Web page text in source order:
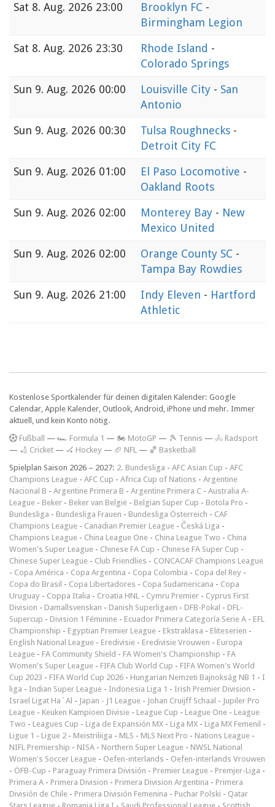
Sat 8. Aug. 2026 23:00 Brooklyn FC -
Birmingham Legion
Sat 8. Aug. 2026 23:30 Rhode Island -
Colorado Springs
Sun 9. Aug. 2026 00:00 Louisville City - San
Antonio
Sun 9. Aug. 2026 00:30 Tulsa Roughnecks -
Detroit City FC
Sun 9. Aug. 2026 01:00 El Paso Locomotive -
Oakland Roots
Sun 9. Aug. 2026 02:00 Monterey Bay - New
Mexico United
Sun 9. Aug. 2026 02:00 Orange County SC -
Tampa Bay Rowdies
Sun 9. Aug. 2026 21:00 Indy Eleven - Hartford
Athletic
Kostenlose Sportkalender für deinen digitalen Kalender: Google
Calendar, Apple Kalender, Outlook, Android, iPhone und mehr. Immer
aktuell, und kein Konto nötig.
Fußball — 🏎️ Formula 1 — 🏍 MotoGP — 🎾 Tennis — 🚴 Radsport
— 🏏 Cricket — 🏑 Hockey — 🏈 NFL — 🏀 Basketball
Spielplan Saison 2026 – 2027: 2. Bundesliga - AFC Asian Cup - AFC
Champions League - AFC Cup - Africa Cup of Nations - Argentine
Nacional B - Argentine Primera B - Argentine Primera C - Australia A-
League - Beker - Beker van België - Belgian Super Cup - Botola Pro -
Bundesliga - Bundesliga Frauen - Bundesliga Österreich - CAF
Champions League - Canadian Premier League - Česká Liga -
Champions League - China League One - China League Two - China
Women's Super League - Chinese FA Cup - Chinese FA Super Cup -
Chinese Super League - Club Friendlies - CONCACAF Champions League
- Copa América - Copa Argentina - Copa Colombia - Copa del Rey -
Copa do Brasil - Copa Libertadores - Copa Sudamericana - Copa
Uruguay - Coppa Italia - Croatia HNL - Cymru Premier - Cyprus First
Division - Damallsvenskan - Danish Superligaen - DFB-Pokal - DFL-
Supercup - Division 1 Féminine - Ecuador Primera Categoría Serie A - EFL
Championship - Egyptian Premier League - Ekstraklasa - Eliteserien -
English National League - Eredivisie - Eredivisie Vrouwen - Europa
League - FA Community Shield - FA Women's Championship - FA
Women's Super League - FIFA Club World Cup - FIFA Women's World
Cup 2023 - FIFA World Cup 2026 - Hungarian Nemzeti Bajnokság NB 1 - I
liga - Indian Super League - Indonesia Liga 1 - Irish Premier Division -
Israel Ligat Ha`Al - Japan - J1 League - Johan Cruijff Schaal - Jupiler Pro
League - Keuken Kampioen Divisie - League Cup - League One - League
Two - Leagues Cup - Liga de Expansión MX - Liga MX - Liga MX Femenil -
Ligue 1 - Ligue 2 - Meistriliiga - MLS - MLS Next Pro - Nations League -
NIFL Premiership - NISA - Northern Super League - NWSL National
Women's Soccer League - Oefen-interlands - Oefen-interlands Vrouwen
- ÖFB-Cup - Paraguay Primera División - Premier League - Premjer-Liga -
Primera A - Primera Division - Primera Division Argentina - Primera
División de Chile - Primera División Femenina - Puchar Polski - Qatar